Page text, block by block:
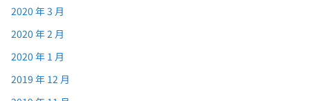
2020 年 3 月
2020 年 2 月
2020 年 1 月
2019 年 12 月